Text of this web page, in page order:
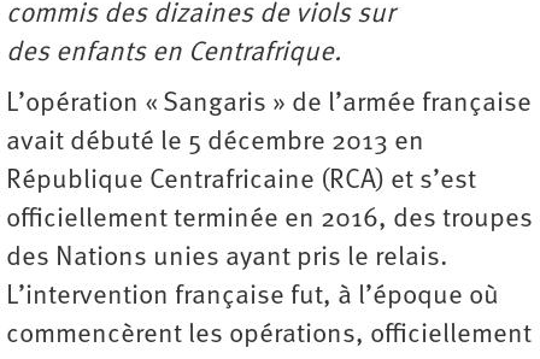
commis des dizaines de viols sur
des enfants en Centrafrique.
L’opération « Sangaris » de l’armée française
avait débuté le 5 décembre 2013 en
République Centrafricaine (RCA) et s’est
officiellement terminée en 2016, des troupes
des Nations unies ayant pris le relais.
L’intervention française fut, à l’époque où
commencèrent les opérations, officiellement